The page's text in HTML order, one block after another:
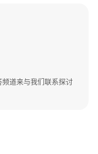
道来与我们联系探讨